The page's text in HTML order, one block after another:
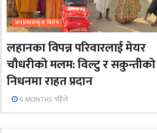
जनप्रभाबन्युज विशेष
लहानका विपन्न परिवारलाई मेयर
चौधरीको मलम: विल्टु र सकुन्तीको
निधनमा राहत प्रदान
6 MONTHS पहिले